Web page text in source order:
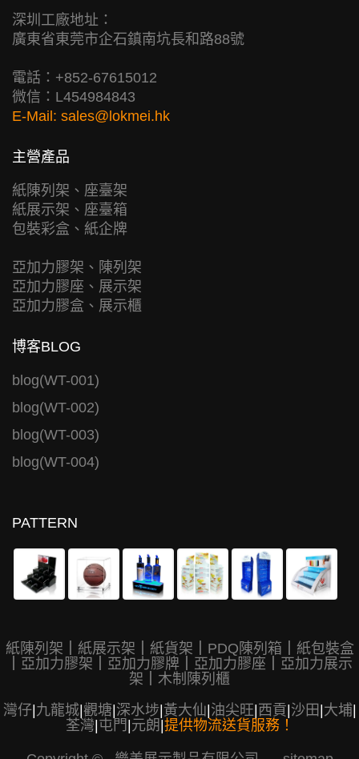
深圳工廠地址：
廣東省東莞市企石鎮南坑長和路88號
電話：+852-67615012
微信：L454984843
E-Mail: sales@lokmei.hk
主營產品
紙陳列架、座臺架
紙展示架、座臺箱
包裝彩盒、紙企牌
亞加力膠架、陳列架
亞加力膠座、展示架
亞加力膠盒、展示櫃
博客BLOG
blog(WT-001)
blog(WT-002)
blog(WT-003)
blog(WT-004)
PATTERN
紙陳列架 紙展示架 紙貨架 PDQ陳列箱
紙包裝盒
亞加力膠架 亞加力膠牌 亞加力膠座
亞加力展示
架
木制陳列櫃
灣仔|九龍城|觀塘|深水埗|黃大仙|油尖旺|西貢|沙田 |大埔|
荃灣|屯門 |元朗 |提供物流送貨服務！